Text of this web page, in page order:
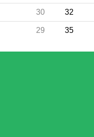
30 32
29 35